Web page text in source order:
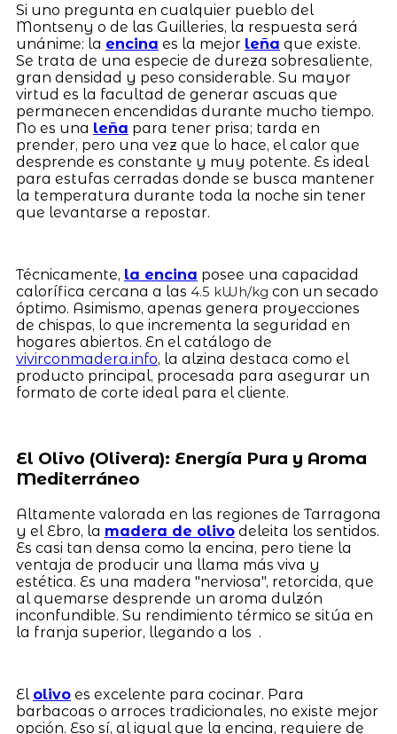
Si uno pregunta en cualquier pueblo del
Montseny o de las Guilleries, la respuesta será
unánime: la encina es la mejor leña que existe.
Se trata de una especie de dureza sobresaliente,
gran densidad y peso considerable. Su mayor
virtud es la facultad de generar ascuas que
permanecen encendidas durante mucho tiempo.
No es una leña para tener prisa; tarda en
prender, pero una vez que lo hace, el calor que
desprende es constante y muy potente. Es ideal
para estufas cerradas donde se busca mantener
la temperatura durante toda la noche sin tener
que levantarse a repostar.
Técnicamente, la encina posee una capacidad
calorífica cercana a las 4.5 kWh/kg con un secado
óptimo. Asimismo, apenas genera proyecciones
de chispas, lo que incrementa la seguridad en
hogares abiertos. En el catálogo de
vivirconmadera.info, la alzina destaca como el
producto principal, procesada para asegurar un
formato de corte ideal para el cliente.
El Olivo (Olivera): Energía Pura y Aroma
Mediterráneo
Altamente valorada en las regiones de Tarragona
y el Ebro, la madera de olivodeleita los sentidos.
Es casi tan densa como la encina, pero tiene la
ventaja de producir una llama más viva y
estética. Es una madera "nerviosa", retorcida, que
al quemarse desprende un aroma dulzón
inconfundible. Su rendimiento térmico se sitúa en
la franja superior, llegando a los .
El olivoes excelente para cocinar. Para
barbacoas o arroces tradicionales, no existe mejor
opción. Eso sí, al igual que la encina, requiere de